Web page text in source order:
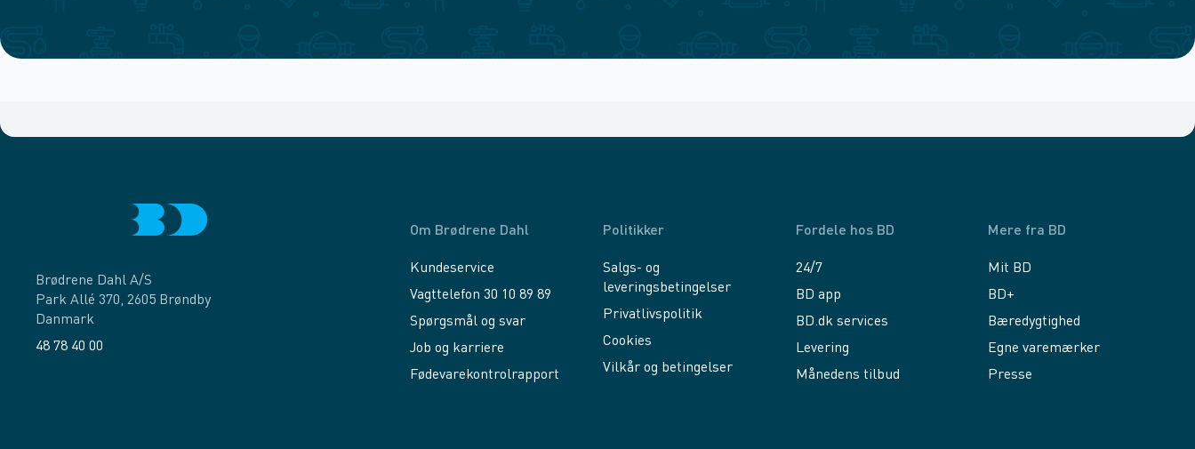
Brødrene Dahl A/S
Park Allé 370, 2605 Brøndby
Danmark
48 78 40 00
Om Brødrene Dahl
Kundeservice
Vagttelefon 30 10 89 89
Spørgsmål og svar
Job og karriere
Fødevarekontrolrapport
Politikker
Salgs- og
leveringsbetingelser
Privatlivspolitik
Cookies
Vilkår og betingelser
Fordele hos BD
24/7
BD app
BD.dk services
Levering
Månedens tilbud
Mere fra BD
Mit BD
BD+
Bæredygtighed
Egne varemærker
Presse